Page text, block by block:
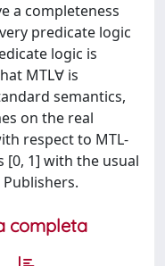
a completeness
predicate logic
logic is
MTL∀ is
semantics,
on the real
respect to MTL-
[0, 1] with the usual
completa